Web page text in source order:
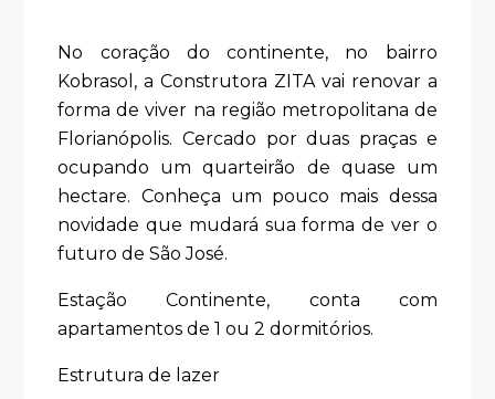
No coração do continente, no bairro
Kobrasol, a Construtora ZITA vai renovar a
forma de viver na região metropolitana de
Florianópolis. Cercado por duas praças e
ocupando um quarteirão de quase um
hectare. Conheça um pouco mais dessa
novidade que mudará sua forma de ver o
futuro de São José.
Estação Continente, conta com
apartamentos de 1 ou 2 dormitórios.
Estrutura de lazer